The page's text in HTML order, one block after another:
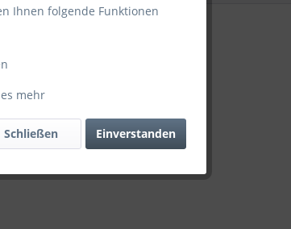
Ihnen folgende Funktionen
mehr
Einverstanden
Schließen